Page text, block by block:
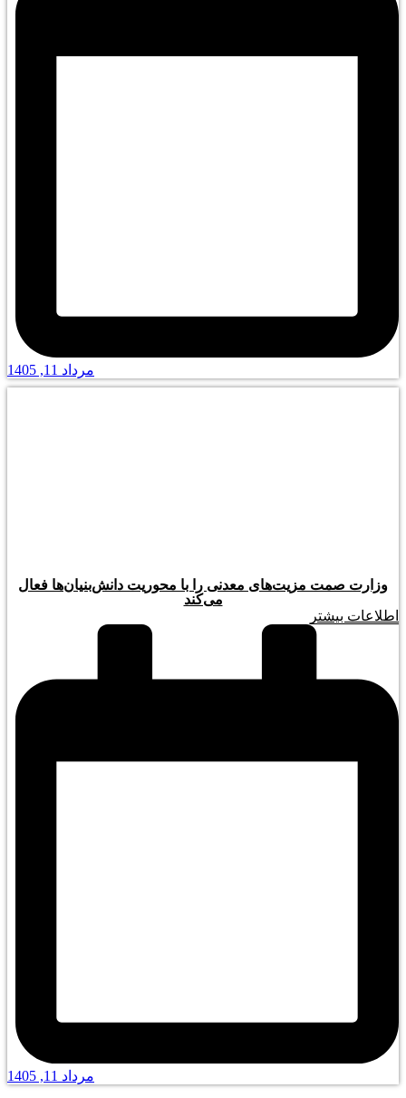
مرداد 11, 1405
وزارت صمت مزیت‌های معدنی را با محوریت دانش‌بنیان‌ها فعال
می‌کند
اطلاعات بیشتر
مرداد 11, 1405